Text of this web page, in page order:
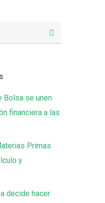
Bolsa se unen
financiera a las
Primas
y
decide hacer